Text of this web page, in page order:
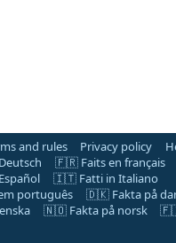
and rules Privacy policy
🇫🇷 Faits en français
🇮🇹 Fatti in Italiano
português
🇩🇰 Fakta på
🇳🇴 Fakta på norsk